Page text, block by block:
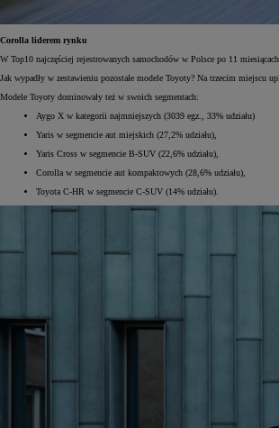
Corolla liderem rynku
W Top10 najczęściej rejestrowanych samochodów w Polsce po 11
Jak wypadły w zestawieniu pozostałe modele Toyoty? Na trzecim miejscu
Modele Toyoty dominowały też w swoich segmentach:
Aygo X w kategorii najmniejszych (3039 egz., 33% udziału)
Yaris w segmencie aut miejskich (27,2% udziału),
Yaris Cross w segmencie B-SUV (22,6% udziału),
Corolla w segmencie aut kompaktowych (28,6% udziału),
Toyota C-HR w segmencie C-SUV (14% udziału).